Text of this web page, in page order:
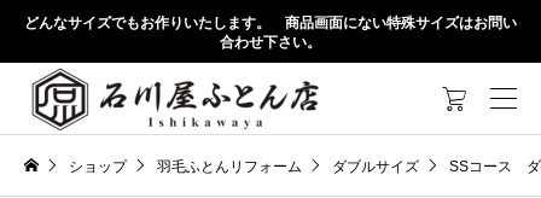
どんなサイズでもお作りいたします。 商品画面にない特殊サイズはお問い
合わせ下さい。

ショップ 羽毛ふとんリフォーム ダブルサイズ SSコース